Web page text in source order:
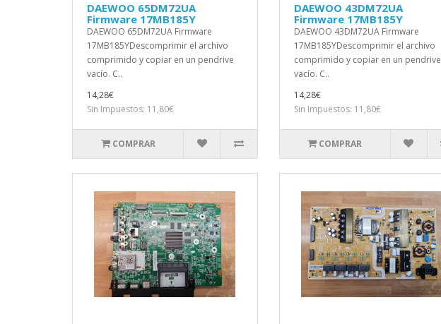
DAEWOO 65DM72UA
Firmware 17MB185Y
DAEWOO 65DM72UA Firmware
17MB185YDescomprimir el archivo
comprimido y copiar en un pendrive
vacío. C..
14,28€
Sin Impuestos: 11,80€
COMPRAR
DAEWOO 43DM72UA
Firmware 17MB185Y
DAEWOO 43DM72UA Firmware
17MB185YDescomprimir el archivo
comprimido y copiar en un pendrive
vacío. C..
14,28€
Sin Impuestos: 11,80€
COMPRAR